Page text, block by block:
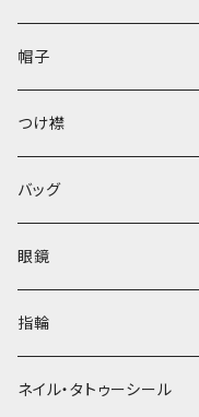
帽子
ベレー帽
つけ襟
バッグ
眼鏡
指輪
ネイル・タトゥーシール